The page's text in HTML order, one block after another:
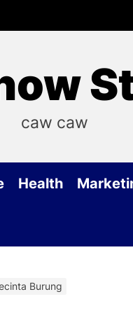
caw caw
Health
Burung